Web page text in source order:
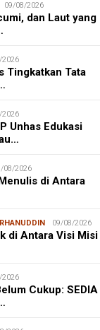
09/08/2026
dan Laut yang
2026
Tingkatkan Tata
2026
Unhas Edukasi
08/2026
di Antara
09/08/2026
di Antara Visi Misi
2026
Cukup: SEDIA